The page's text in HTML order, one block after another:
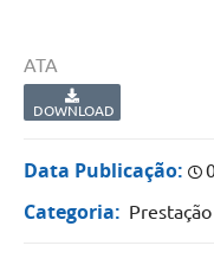
ATA
DOWNLOAD
Data Publicação:
Categoria: